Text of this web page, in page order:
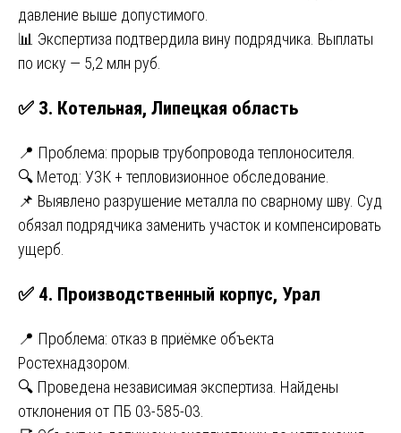
давление выше допустимого.
📊 Экспертиза подтвердила вину подрядчика. Выплаты
по иску — 5,2 млн руб.
✅ 3. Котельная, Липецкая область
📍 Проблема: прорыв трубопровода теплоносителя.
🔍 Метод: УЗК + тепловизионное обследование.
📌 Выявлено разрушение металла по сварному шву. Суд
обязал подрядчика заменить участок и компенсировать
ущерб.
✅ 4. Производственный корпус, Урал
📍 Проблема: отказ в приёмке объекта
Ростехнадзором.
🔍 Проведена независимая экспертиза. Найдены
отклонения от ПБ 03-585-03.